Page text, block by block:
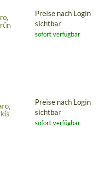
Preise nach Login
sichtbar
sofort verfügbar
Preise nach Login
sichtbar
sofort verfügbar